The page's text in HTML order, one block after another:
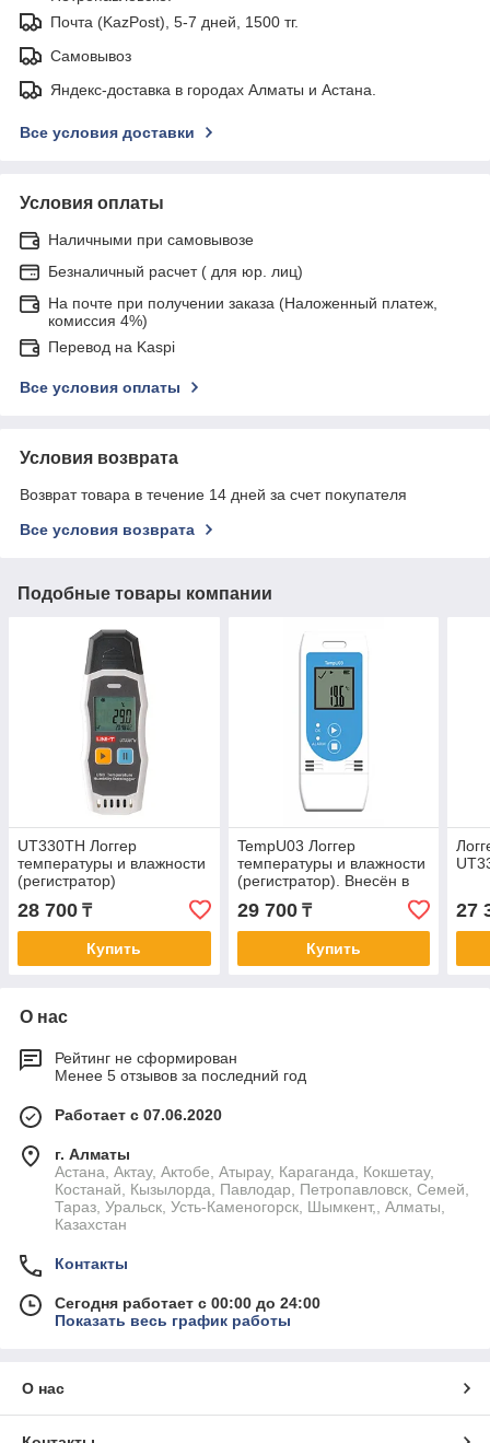
Почта (KazPost), 5-7 дней, 1500 тг.
Самовывоз
Яндекс-доставка в городах Алматы и Астана.
Все условия доставки
Условия оплаты
Наличными при самовывозе
Безналичный расчет ( для юр. лиц)
На почте при получении заказа (Наложенный платеж,
комиссия 4%)
Перевод на Kaspi
Все условия оплаты
Условия возврата
Возврат товара в течение 14 дней за счет покупателя
Все условия возврата
Подобные товары компании
UT330TH Логгер
температуры и влажности
(регистратор)
28 700 ₸
Купить
TempU03 Логгер
температуры и влажности
(регистратор). Внесён в
реестр СИ РК
29 700₸
Купить
27
О нас
Рейтинг не сформирован
Менее 5 отзывов за последний год
Работает с 07.06.2020
г. Алматы
Астана, Актау, Актобе, Атырау, Караганда, Кокшетау,
Костанай, Кызылорда, Павлодар, Петропавловск, Семей,
Тараз, Уральск, Усть-Каменогорск, Шымкент,, Алматы,
Казахстан
Контакты
Сегодня работает с 00:00 до 24:00
Показать весь график работы
О нас